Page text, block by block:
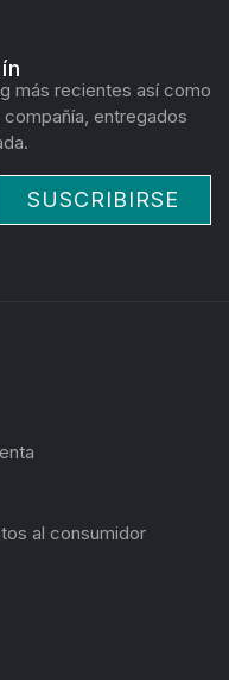
más recientes así como
entregados
SUSCRIBIRSE
al consumidor